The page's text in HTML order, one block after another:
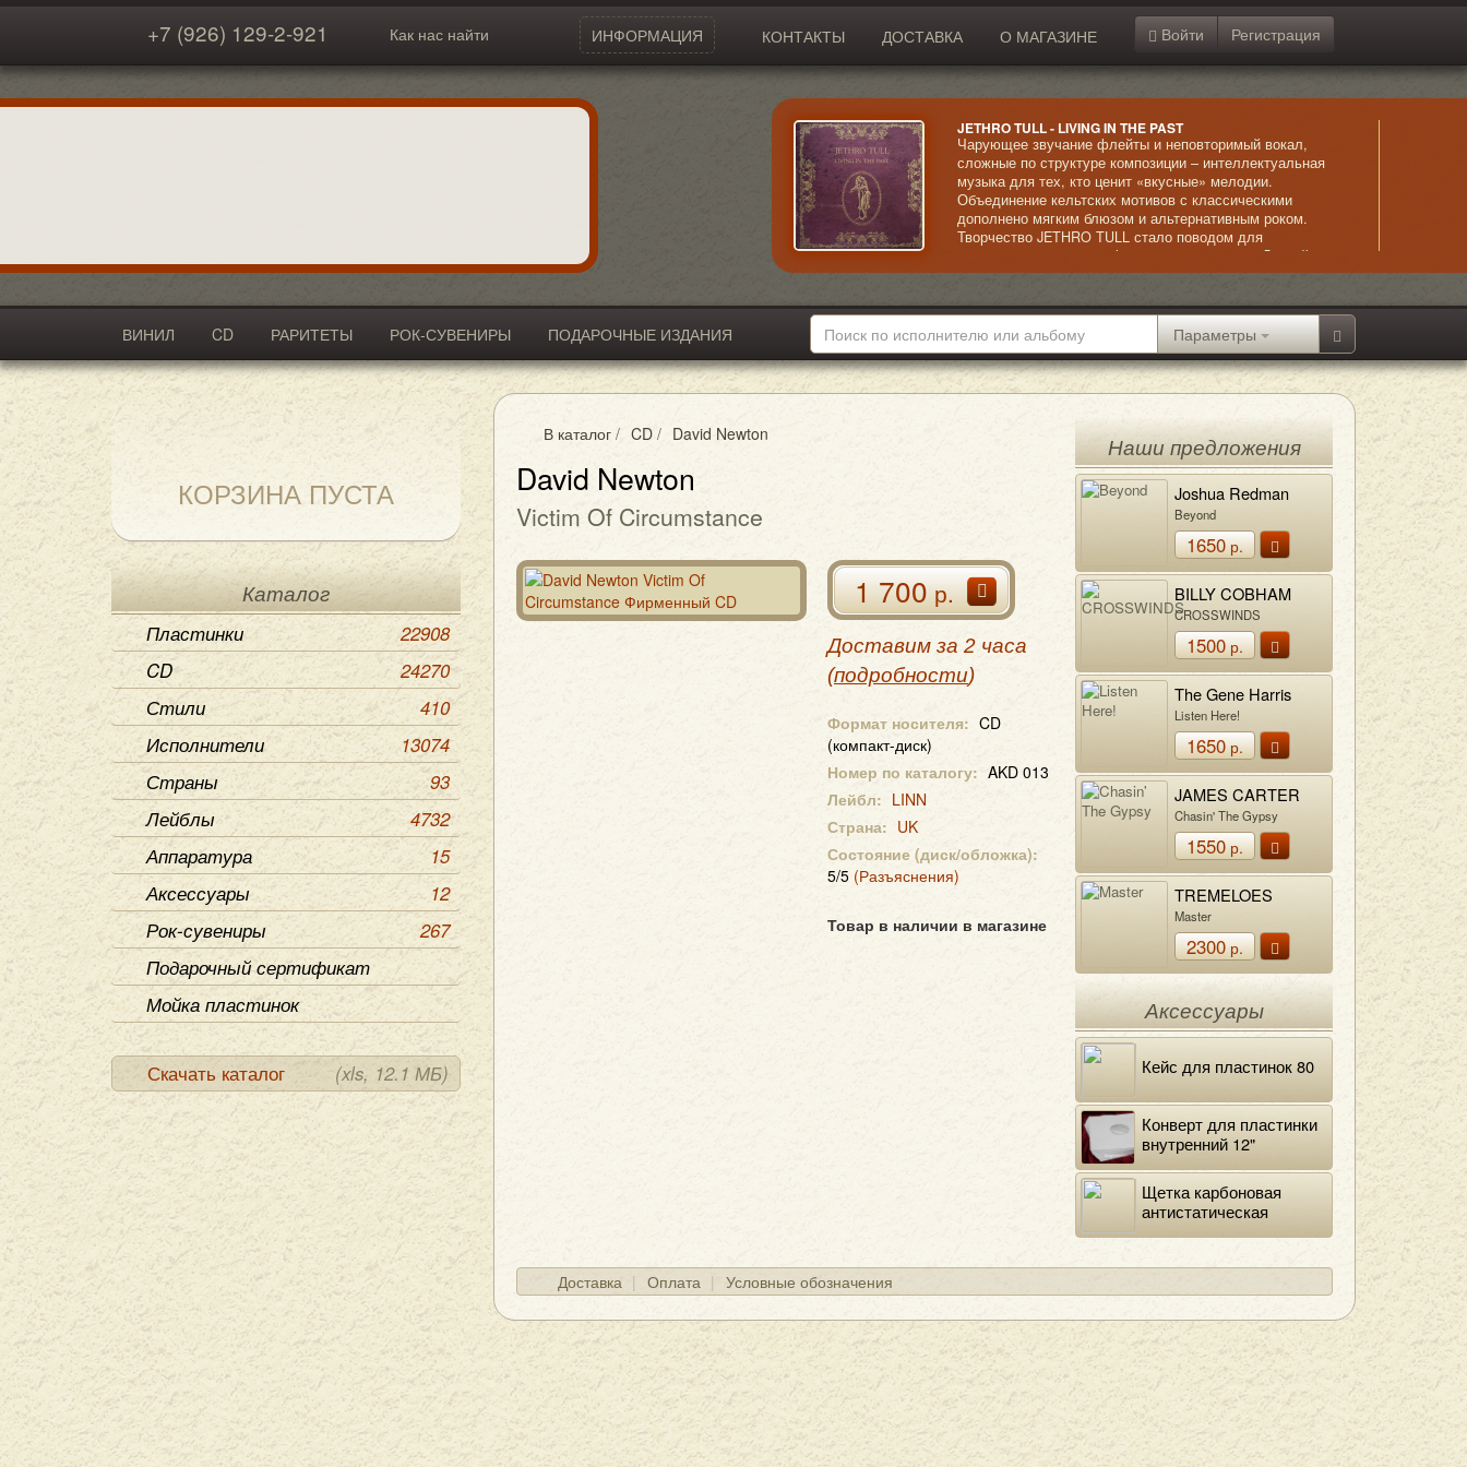
+7 (926) 129-2-921 Как нас найти ИНФОРМАЦИЯ КОНТАКТЫ ДОСТАВКА О МАГАЗИНЕ Войти Регистрация
JETHRO TULL - LIVING IN THE PAST
Чарующее звучание флейты и неповторимый вокал,
сложные по структуре композиции – интеллектуальная
музыка для тех, кто ценит «вкусные» мелодии.
Объединение кельтских мотивов с классическими
дополнено мягким блюзом и альтернативным роком.
Творчество JETHRO TULL стало поводом для
восхищения не только фанатов, но и коллег. Достойное
исполнение прогрессивного рока, «декорированного»
ВИНИЛ CD РАРИТЕТЫ РОК-СУВЕНИРЫ
ПОДАРОЧНЫЕ ИЗДАНИЯ
АКСЕССУАРЫ
Параметры
КОРЗИНА ПУСТА
Каталог
Пластинки
22908
CD
24270
Стили
410
Исполнители
13074
Страны
93
Лейблы
4732
Аппаратура
15
Аксессуары
12
Рок-сувениры
267
Подарочный сертификат
Мойка пластинок
Скачать каталог (xls, 12.1 МБ)
В каталог / CD / David Newton
David Newton
Victim Of Circumstance
1 700р.
Доставим за 2 часа
(подробности)
Формат носителя: CD
(компакт-диск)
Номер по каталогу: AKD 013
Лейбл: LINN
Страна: UK
Состояние (диск/обложка):
5/5 (Разъяснения)
Товар в наличии в магазине
Наши предложения
Joshua Redman
Beyond
1650р.
BILLY COBHAM
CROSSWINDS
1500р.
The Gene Harris
Quartet
Listen Here!
1650р.
JAMES CARTER
Chasin' The Gypsy
1550р.
TREMELOES
Master
2300р.
Аксессуары
Кейс для пластинок 80
Конверт для пластинки
внутренний 12"
Щетка карбоновая
антистатическая
Доставка Оплата Условные обозначения